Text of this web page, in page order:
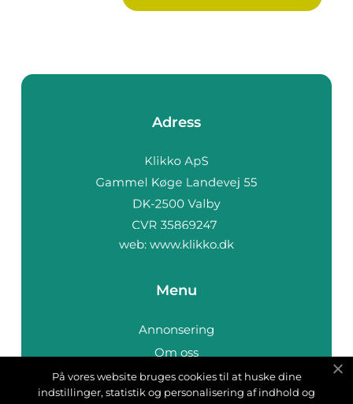
Adress
web: www.klikko.dk
Menu
Annonsering
Om oss
Cookies
Kontakta oss
På vores website bruges cookies til at huske dine
indstillinger, statistik og personalisering af indhold og